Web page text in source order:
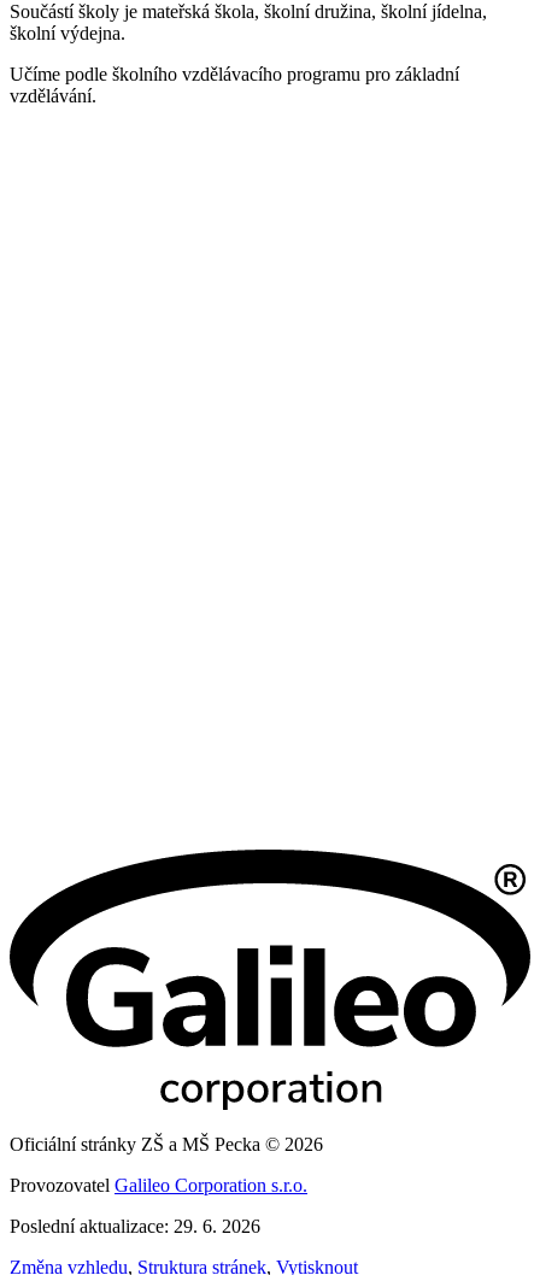
Součástí školy je mateřská škola, školní družina, školní jídelna,
školní výdejna.
Učíme podle školního vzdělávacího programu pro základní
vzdělávání.
Oficiální stránky ZŠ a MŠ Pecka © 2026
Provozovatel Galileo Corporation s.r.o.
Poslední aktualizace: 29. 6. 2026
Změna vzhledu, Struktura stránek, Vytisknout